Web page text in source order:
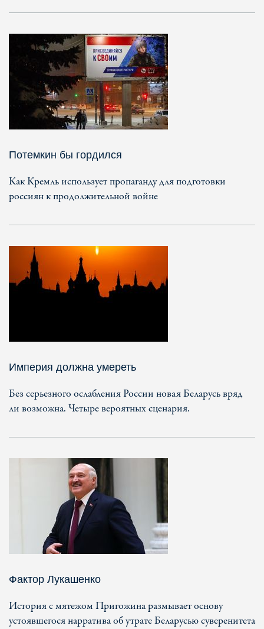
Потемкин бы гордился
Как Кремль использует пропаганду для подготовки
россиян к продолжительной войне
Империя должна умереть
Без серьезного ослабления России новая Беларусь вряд
ли возможна. Четыре вероятных сценария.
Фактор Лукашенко
История с мятежом Пригожина размывает основу
устоявшегося нарратива об утрате Беларусью суверенитета